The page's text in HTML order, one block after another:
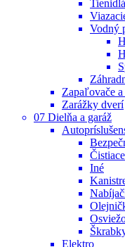
Tienidlá
Vodný
Zapaľovače a
Zarážky dverí
07 Dielňa a garáž
Iné
Elektro